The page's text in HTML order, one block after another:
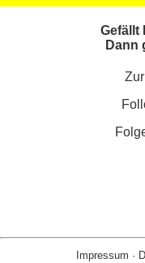
Gefällt
Dann
Impressum ·